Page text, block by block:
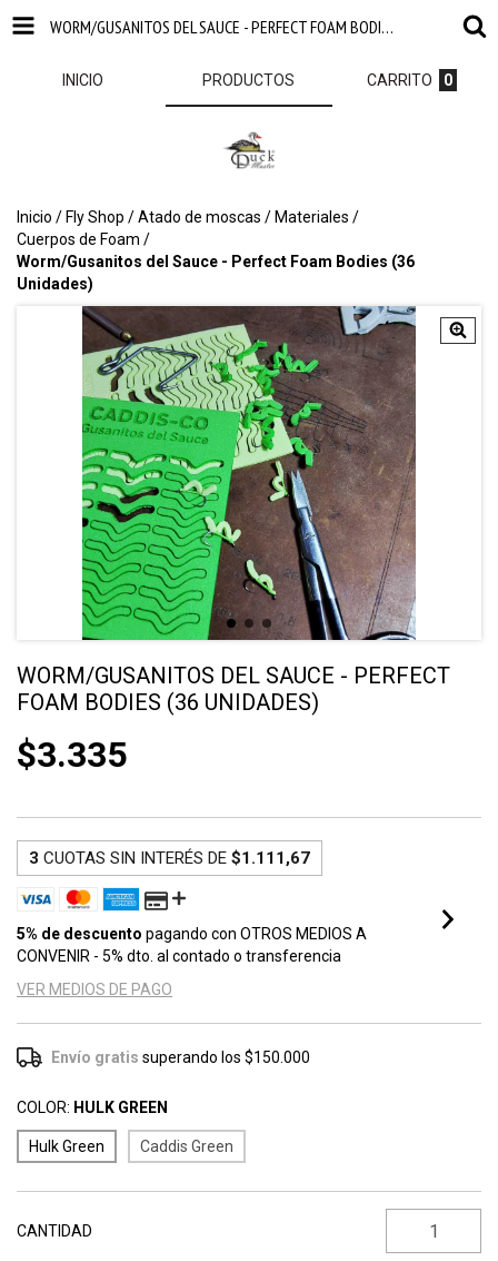
WORM/GUSANITOS DEL SAUCE - PERFECT FOAM BODIES (36 UNIDADES)
INICIO PRODUCTOS CARRITO 0
Inicio / Fly Shop /Atado de moscas / Materiales /
Cuerpos de Foam /
Worm/Gusanitos del Sauce - Perfect Foam Bodies (36
Unidades)
WORM/GUSANITOS DEL SAUCE - PERFECT
FOAM BODIES (36 UNIDADES)
$3.335
3 CUOTAS SIN INTERÉS DE $1.111,67
5% de descuento pagando con OTROS MEDIOS A
CONVENIR - 5% dto. al contado o transferencia
VER MEDIOS DE PAGO
Envío gratis superando los$150.000
COLOR: HULK GREEN
Hulk Green Caddis Green
CANTIDAD